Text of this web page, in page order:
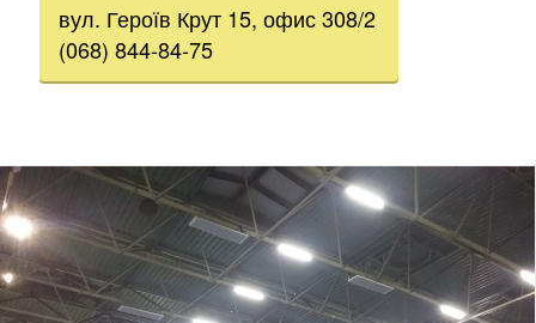
вул. Героїв Крут 15, офис 308/2
(068) 844-84-75